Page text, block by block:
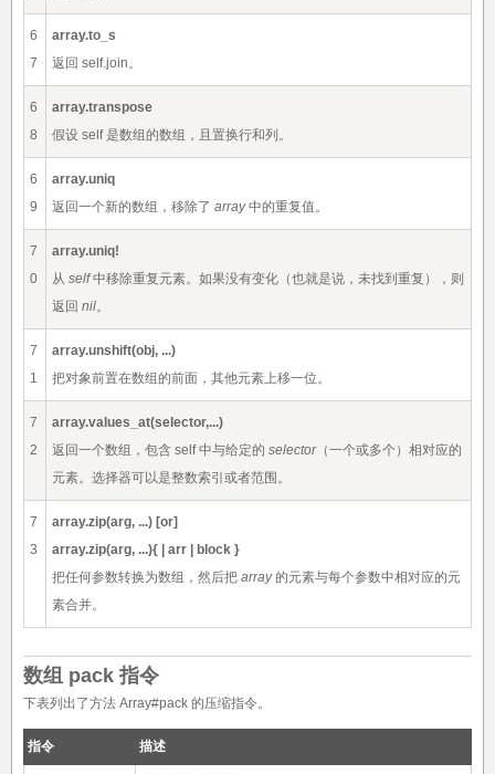
6
7
array.to_s
返回 self.join。
6
8
array.transpose
假设 self 是数组的数组，且置换行和列。
6
9
array.uniq
返回一个新的数组，移除了 array中的重复值。
7
0
array.uniq!
从 self中移除重复元素。如果没有变化（也就是说，未找到重复），则
返回 nil。
7
1
array.unshift(obj, ...)
把对象前置在数组的前面，其他元素上移一位。
7
2
array.values_at(selector,...)
返回一个数组，包含 self 中与给定的 selector（一个或多个）相对应的
元素。选择器可以是整数索引或者范围。
7
3
array.zip(arg, ...) [or]
array.zip(arg, ...){ | arr | block }
把任何参数转换为数组，然后把 array的元素与每个参数中相对应的元
素合并。
数组 pack 指令
下表列出了方法 Array#pack 的压缩指令。
指令 描述